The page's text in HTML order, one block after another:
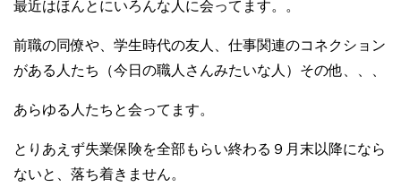
最近はほんとにいろんな人に会ってます。。
前職の同僚や、学生時代の友人、仕事関連のコネクション
がある人たち（今日の職人さんみたいな人）その他、、、
あらゆる人たちと会ってます。
とりあえず失業保険を全部もらい終わる９月末以降になら
ないと、落ち着きません。